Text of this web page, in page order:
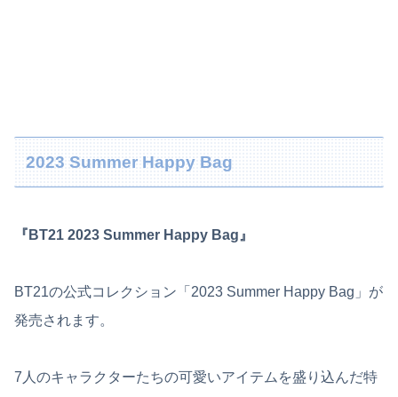
2023 Summer Happy Bag
『BT21 2023 Summer Happy Bag』
BT21の公式コレクション「2023 Summer Happy Bag」が
発売されます。
7人のキャラクターたちの可愛いアイテムを盛り込んだ特